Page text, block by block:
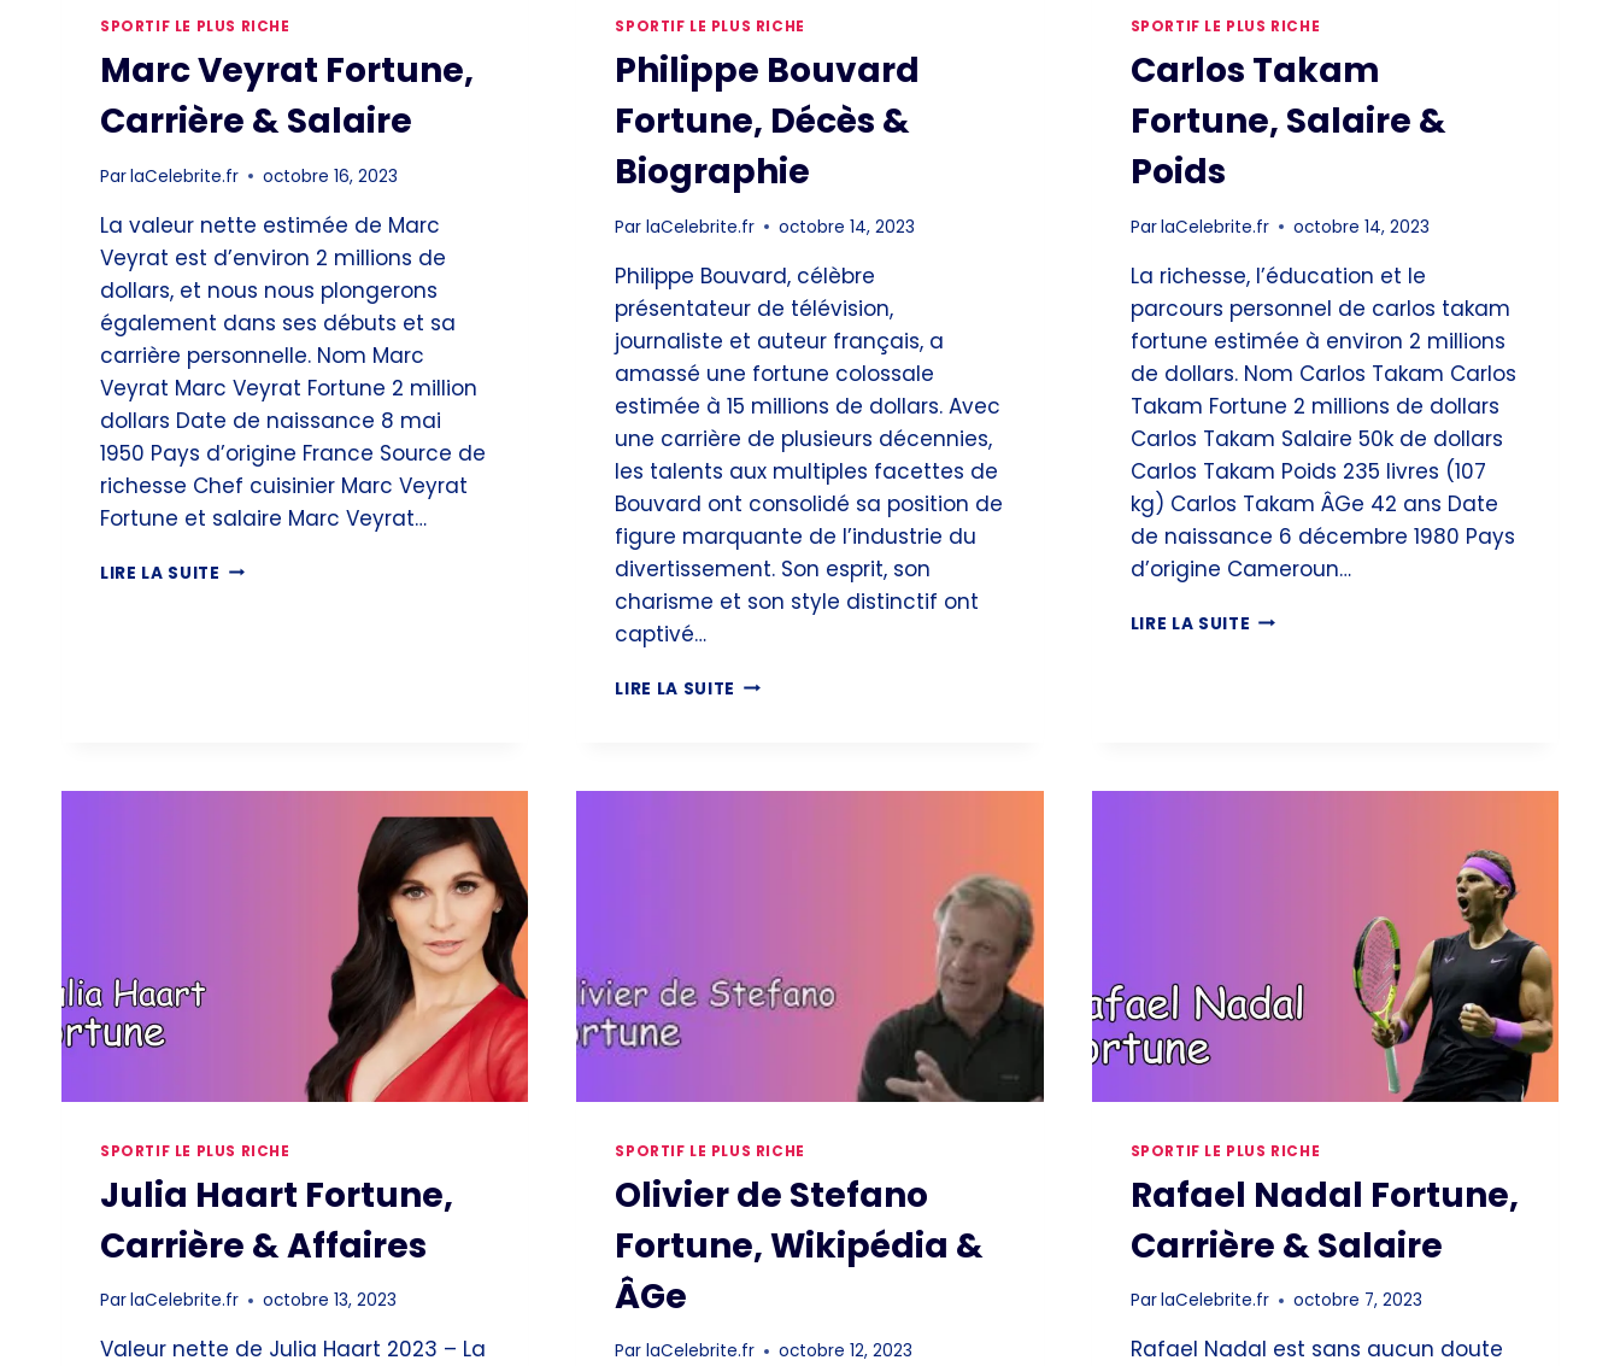
SPORTIF LE PLUS RICHE
Marc Veyrat Fortune,
Carrière & Salaire
ParlaCelebrite.fr octobre 16, 2023
La valeur nette estimée de Marc
Veyrat est d’environ 2 millions de
dollars, et nous nous plongerons
également dans ses débuts et sa
carrière personnelle. Nom Marc
Veyrat Marc Veyrat Fortune 2 million
dollars Date de naissance 8 mai
1950 Pays d’origine France Source de
richesse Chef cuisinier Marc Veyrat
Fortune et salaire Marc Veyrat…
LIRE LA SUITE MARC
SPORTIF LE PLUS RICHE
Philippe Bouvard
Fortune, Décès &
Biographie
Par laCelebrite.fr octobre 14, 2023
Philippe Bouvard, célèbre
présentateur de télévision,
journaliste et auteur français, a
amassé une fortune colossale
estimée à 15 millions de dollars. Avec
une carrière de plusieurs décennies,
les talents aux multiples facettes de
Bouvard ont consolidé sa position de
figure marquante de l’industrie du
divertissement. Son esprit, son
charisme et son style distinctif ont
captivé…
LIRE LA SUITE PHILIPPE
SPORTIF LE PLUS RICHE
Carlos Takam
Fortune, Salaire &
Poids
ParlaCelebrite.fr octobre 14, 2023
La richesse, l’éducation et le
parcours personnel de carlos takam
fortune estimée à environ 2 millions
de dollars. Nom Carlos Takam Carlos
Takam Fortune 2 millions de dollars
Carlos Takam Salaire 50k de dollars
Carlos Takam Poids 235 livres (107
kg) Carlos Takam ÂGe 42 ans Date
de naissance 6 décembre 1980 Pays
d’origine Cameroun…
LIRE LA SUITE CARLOS
SPORTIF LE PLUS RICHE
Julia Haart Fortune,
Carrière & Affaires
ParlaCelebrite.fr octobre 13, 2023
Valeur nette de Julia Haart 2023 – La
SPORTIF LE PLUS RICHE
Olivier de Stefano
Fortune, Wikipédia &
ÂGe
Par laCelebrite.fr octobre 12, 2023
SPORTIF LE PLUS RICHE
Rafael Nadal Fortune,
Carrière & Salaire
ParlaCelebrite.fr octobre 7, 2023
Rafael Nadal est sans aucun doute